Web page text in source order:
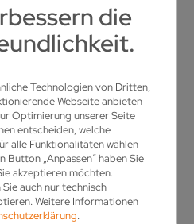
die
Technologien von Dritten,
Webseite anbieten
Optimierung unserer Seite
entscheiden, welche
alle Funktionalitäten wählen
Button „Anpassen“ haben Sie
akzeptieren möchten.
auch nur technisch
Weitere Informationen
.
FÜR SIE DA
Wünschen sich mehr
oder möchten ein
Kontaktformular erreichen
ausfüllen und abschicken.
DATEN